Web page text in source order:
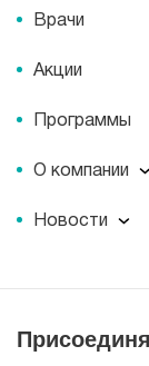
Врачи
Акции
Программы
О компании
О компании
Пациентам
Миссия
Новости
Пресс-центр